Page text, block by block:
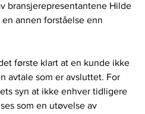
bransjerepresentantene Hilde
annen forståelse enn
første klart at en kunde ikke
avtale som er avsluttet. For
syn at ikke enhver tidligere
som en utøvelse av